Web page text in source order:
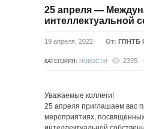
25 апреля —
интеллектуальной
19 апреля, 2022 От: ГПНТБ
КАТЕГОРИЯ: НОВОСТИ 2395
Уважаемые коллеги!
25 апреля приглашаем вас
мероприятиях,